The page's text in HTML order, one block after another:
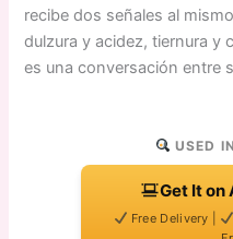
recibe dos señales al
dulzura y acidez, tiernura y
es una conversación entre
USED
Get It on
Free Delivery |